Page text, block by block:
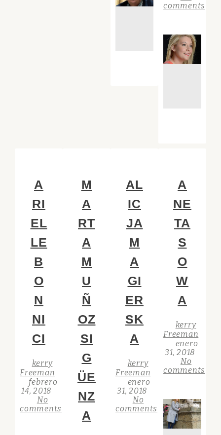
comments
A
RI
EL
LE
B
O
N
NI
CI
kerry
Freeman
febrero
14, 2018
No
comments
M
A
RT
A
M
U
Ñ
OZ
SI
G
ÜE
NZ
A
AL
IC
JA
M
A
GI
ER
SK
A
kerry
Freeman
enero
31, 2018
No
comments
A
NE
TA
S
O
W
A
kerry
Freeman
enero
31, 2018
No
comments